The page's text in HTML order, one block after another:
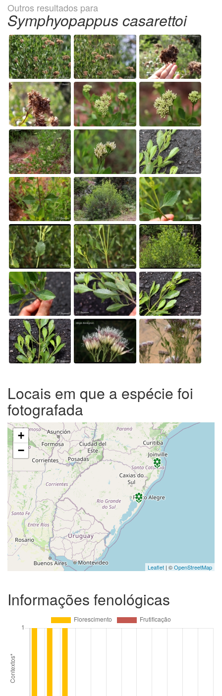
Outros resultados para
Symphyopappus casarettoi
Locais em que a espécie foi
fotografada
+
−
Leaflet | ©OpenStreetMap
Informações fenológicas